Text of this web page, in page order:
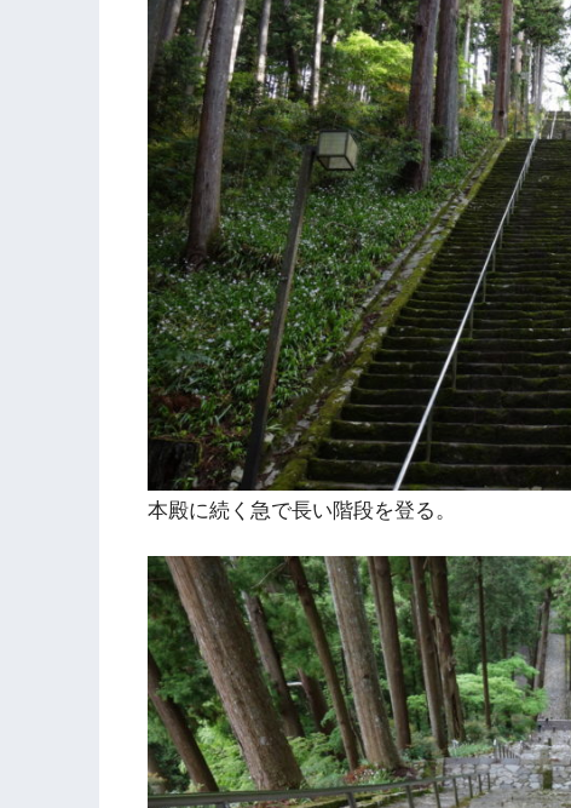
本殿に続く急で長い階段を登る。